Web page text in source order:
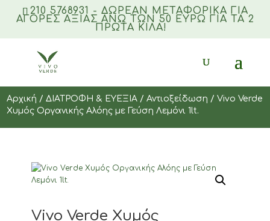
210 5768931 - ΔΩΡΕΑΝ ΜΕΤΑΦΟΡΙΚΆ ΓΙΑ
ΑΓΟΡΈΣ ΑΞΊΑΣ ΆΝΩ ΤΩΝ 50 ΕΥΡΏ ΓΙΑ ΤΑ 2
ΠΡΏΤΑ ΚΙΛΆ!
Αρχική /ΔΙΑΤΡΟΦΗ & ΕΥΕΞΙΑ /Αντιοξείδωση / Vivo Verde
Χυμός Οργανικής Αλόης με Γεύση Λεμόνι 1lt.
Vivo Verde Χυμός